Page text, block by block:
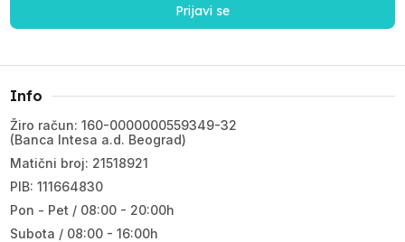
Prijavi se
Info
Žiro račun: 160-0000000559349-32
(Banca Intesa a.d. Beograd)
Matični broj: 21518921
PIB: 111664830
Pon - Pet / 08:00 - 20:00h
Subota / 08:00 - 16:00h